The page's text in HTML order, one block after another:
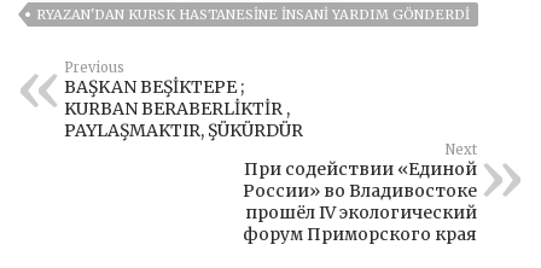
RYAZAN'DAN KURSK HASTANESINE INSANI YARDIM GÖNDERDI
Previous
BAŞKAN BEŞİKTEPE ;
KURBAN BERABERLİKTİR ,
PAYLAŞMAKTIR, ŞÜKÜRDÜR
Next
При содействии «Единой
России» во Владивостоке
прошёл IV экологический
форум Приморского края